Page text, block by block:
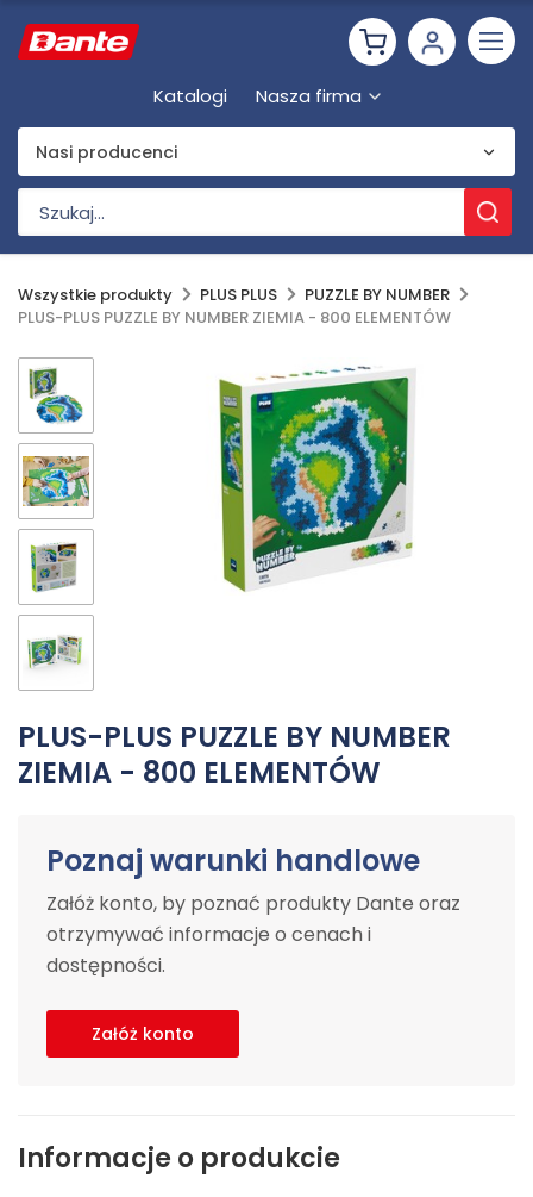
Katalogi Nasza firma
Nasi producenci
Wszystkie produkty PLUS PLUS
PUZZLE BY NUMBER
PLUS-PLUS PUZZLE BY NUMBER ZIEMIA - 800 ELEMENTÓW
PLUS-PLUS PUZZLE BY NUMBER
ZIEMIA - 800 ELEMENTÓW
Poznaj warunki handlowe
Załóż konto, by poznać produkty Dante oraz
otrzymywać informacje o cenach i
dostępności.
Załóż konto
Informacje o produkcie